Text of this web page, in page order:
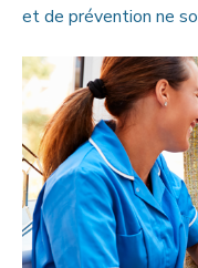
et de prévention ne